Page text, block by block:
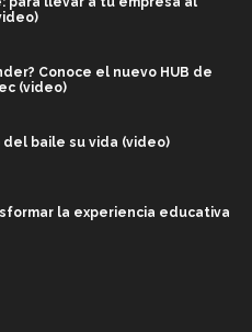
Conoce el nuevo HUB de
(video)
del baile su vida (video)
la experiencia educativa